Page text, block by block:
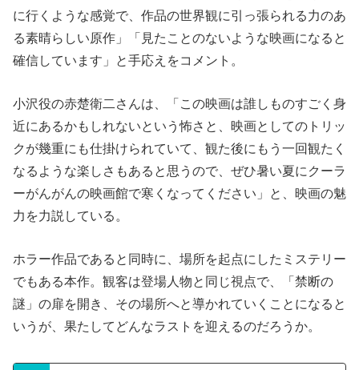
に行くような感覚で、作品の世界観に引っ張られる力のあ
る素晴らしい原作」「見たことのないような映画になると
確信しています」と手応えをコメント。
小沢役の赤楚衛二さんは、「この映画は誰しものすごく身
近にあるかもしれないという怖さと、映画としてのトリッ
クが幾重にも仕掛けられていて、観た後にもう一回観たく
なるような楽しさもあると思うので、ぜひ暑い夏にクーラ
ーがんがんの映画館で寒くなってください」と、映画の魅
力を力説している。
ホラー作品であると同時に、場所を起点にしたミステリー
でもある本作。観客は登場人物と同じ視点で、「禁断の
謎」の扉を開き、その場所へと導かれていくことになると
いうが、果たしてどんなラストを迎えるのだろうか。